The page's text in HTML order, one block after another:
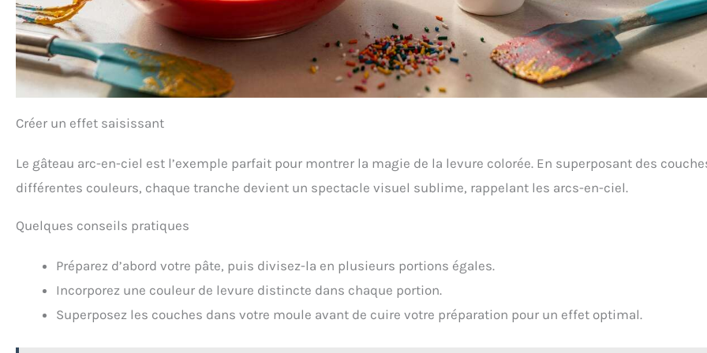
Créer un effet saisissant
Le gâteau arc-en-ciel est l’exemple parfait pour montrer la magie de la levure colorée. En superposant des
différentes couleurs, chaque tranche devient un spectacle visuel sublime, rappelant les arcs-en-ciel.
Quelques conseils pratiques
Préparez d’abord votre pâte, puis divisez-la en plusieurs portions égales.
Incorporez une couleur de levure distincte dans chaque portion.
Superposez les couches dans votre moule avant de cuire votre préparation pour un effet optimal.